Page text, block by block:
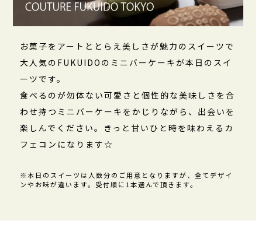
お菓子をアートととらえ美しさが魅力のスイーツで
大人気のFUKUIDOのミニバーケーキが本日のスイ
ーツです。
食べるのが勿体ない可愛さと個性的な美味しさを合
わせ持つミニバーケーキをかじりながら、出会いを
楽しんでください。きっと甘いひと時を味わえるカ
フェコンになります☆
※本日のスイーツは人数分のご用意となりますが、全てデザイ
ンやお味が違います。受付順に1本選んで頂きます。